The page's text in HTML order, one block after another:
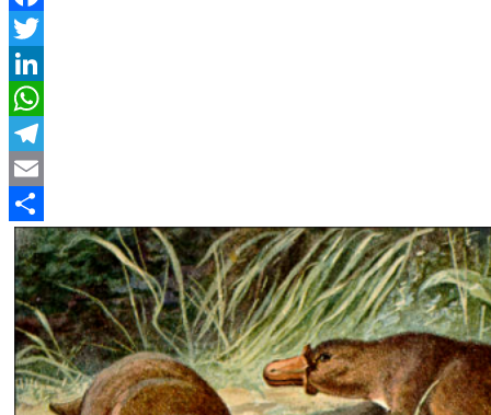
Facebook
Twitter
LinkedIn
WhatsApp
Telegram
Email
Compartir